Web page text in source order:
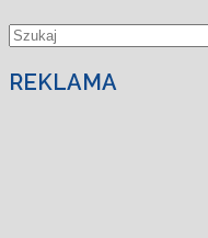
REKLAMA